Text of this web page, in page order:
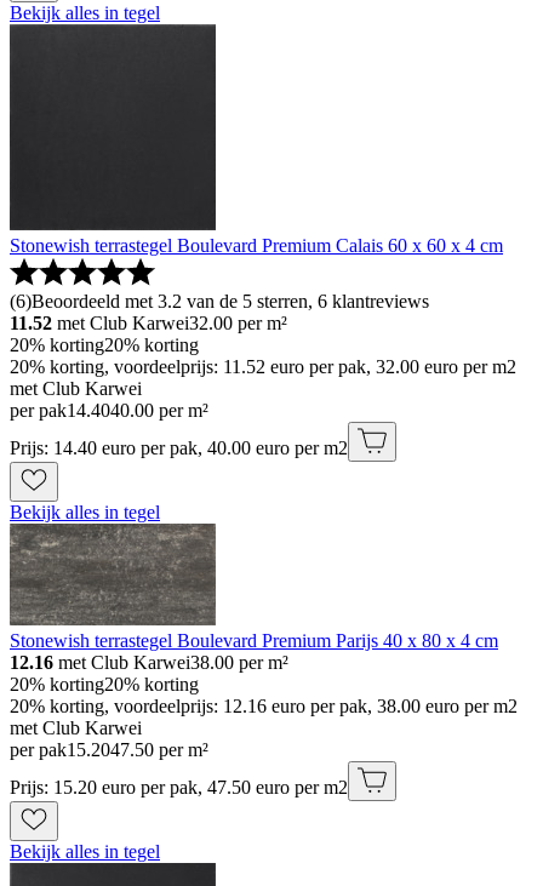
Bekijk alles in tegel
Stonewish terrastegel Boulevard Premium Calais 60 x 60 x 4 cm
(6)Beoordeeld met 3.2 van de 5 sterren, 6 klantreviews
11.52 met Club Karwei32.00 per m²
20% korting20% korting
20% korting, voordeelprijs: 11.52 euro per pak, 32.00 euro per m2
met Club Karwei
per pak14.4040.00 per m²
Prijs: 14.40 euro per pak, 40.00 euro per m2
Bekijk alles in tegel
Stonewish terrastegel Boulevard Premium Parijs 40 x 80 x 4 cm
12.16 met Club Karwei38.00 per m²
20% korting20% korting
20% korting, voordeelprijs: 12.16 euro per pak, 38.00 euro per m2
met Club Karwei
per pak15.2047.50 per m²
Prijs: 15.20 euro per pak, 47.50 euro per m2
Bekijk alles in tegel